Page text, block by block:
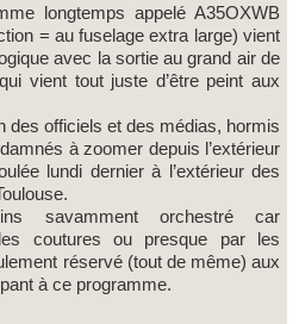
= au fuselage extra large) vient
avec la sortie au grand air de
vient tout juste d’être peint aux
des officiels et des médias, hormis
à zoomer depuis l’extérieur
lundi dernier à l’extérieur des
savamment orchestré car
coutures ou presque par les
réservé (tout de même) aux
à ce programme.